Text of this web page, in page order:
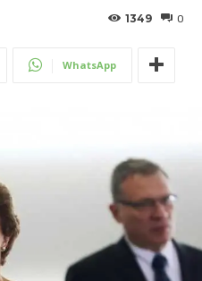
0
1349
WhatsApp